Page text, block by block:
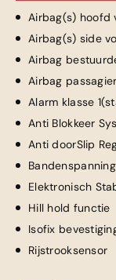
Airbag(s) hoofd
Airbag(s) side
Airbag
Airbag passagier
Alarm klasse
Anti Blokkeer
Anti doorSlip
Elektronisch
Hill hold functie
Isofix
Rijstrooksensor